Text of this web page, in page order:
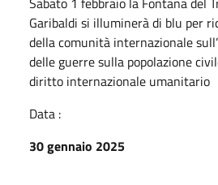
Garibaldi si illuminerà di blu per
della comunità internazionale
delle guerre sulla popolazione
diritto internazionale umanitario
Data :
30 gennaio 2025